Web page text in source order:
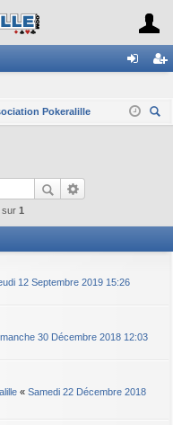
ne cri
Pokeralille
sur 1
12 Septembre 2019 15:26
30 Décembre 2018 12:03
« Samedi 22 Décembre 2018